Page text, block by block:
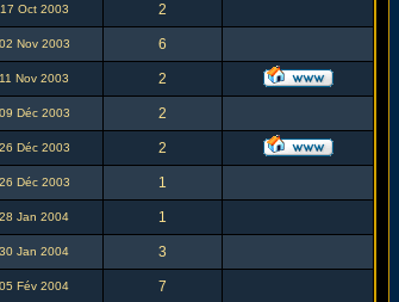
17 Oct 2003 2
02 Nov 2003 6
11 Nov 2003 2
09 Déc 2003 2
26 Déc 2003 2
26 Déc 2003 1
28 Jan 2004 1
30 Jan 2004 3
05 Fév 2004 7